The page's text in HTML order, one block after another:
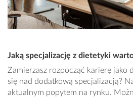
Jaką specjalizację z dietetyki
Zamierzasz rozpocząć karierę jako
się nad dodatkową specjalizacją?
aktualnym popytem na rynku.